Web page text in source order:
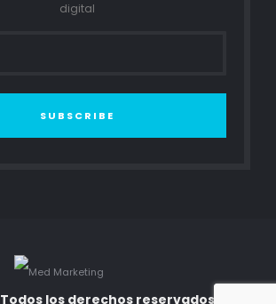
digital
SUBSCRIBE
los derechos reservados. Med